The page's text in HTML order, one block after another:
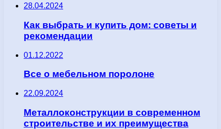
28.04.2024
Как выбрать и купить дом: советы и
рекомендации
01.12.2022
Все о мебельном поролоне
22.09.2024
Металлоконструкции в современном
строительстве и их преимущества